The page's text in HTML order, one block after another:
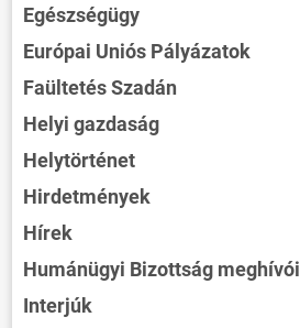
Egészségügy
Európai Uniós Pályázatok
Faültetés Szadán
Helyi gazdaság
Helytörténet
Hirdetmények
Hírek
Humánügyi Bizottság meghívói
Interjúk